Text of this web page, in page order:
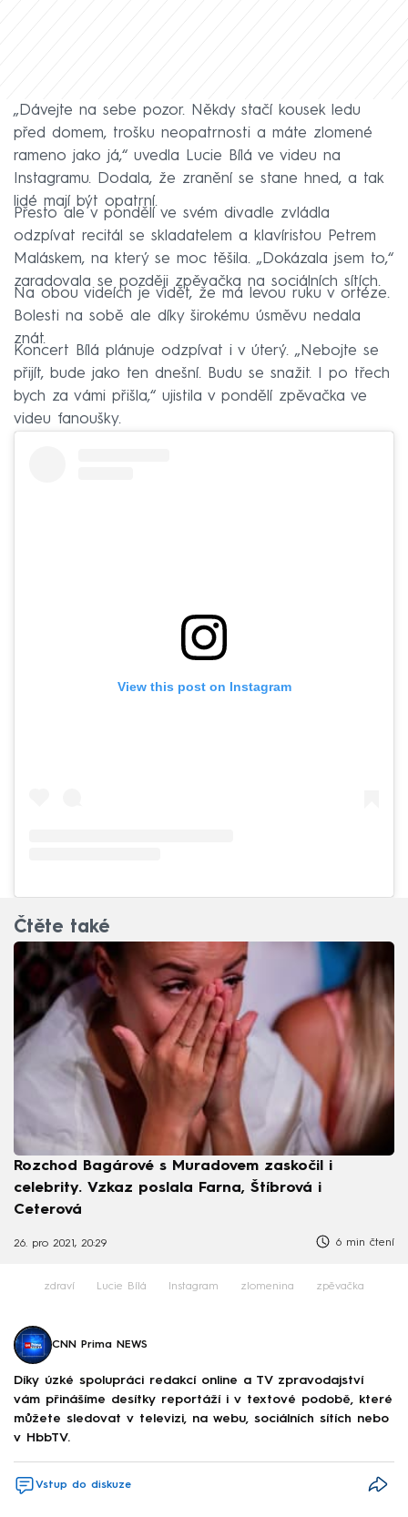
„Dávejte na sebe pozor. Někdy stačí kousek ledu
před domem, trošku neopatrnosti a máte zlomené
rameno jako já,“ uvedla Lucie Bílá ve videu na
Instagramu. Dodala, že zranění se stane hned, a tak
lidé mají být opatrní.
Přesto ale v pondělí ve svém divadle zvládla
odzpívat recitál se skladatelem a klavíristou Petrem
Maláskem, na který se moc těšila. „Dokázala jsem to,“
zaradovala se později zpěvačka na sociálních sítích.
Na obou videích je vidět, že má levou ruku v ortéze.
Bolesti na sobě ale díky širokému úsměvu nedala
znát.
Koncert Bílá plánuje odzpívat i v úterý. „Nebojte se
přijít, bude jako ten dnešní. Budu se snažit. I po třech
bych za vámi přišla,“ ujistila v pondělí zpěvačka ve
videu fanoušky.
View this post on Instagram
Čtěte také
Rozchod Bagárové s Muradovem zaskočil i
celebrity. Vzkaz poslala Farna, Štíbrová i
Ceterová
26. pro 2021, 20:29 6 min čtení
zdraví Lucie Bílá Instagram zlomenina zpěvačka
CNN Prima NEWS
Díky úzké spolupráci redakcí online a TV zpravodajství
vám přinášíme desítky reportáží i v textové podobě, které
můžete sledovat v televizi, na webu, sociálních sítích nebo
v HbbTV.
Vstup do diskuze